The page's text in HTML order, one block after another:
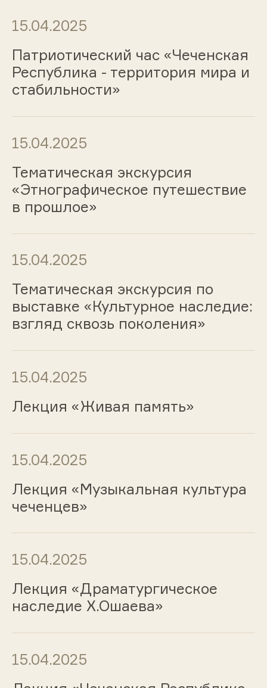
15.04.2025
Патриотический час «Чеченская
Республика - территория мира и
стабильности»
15.04.2025
Тематическая экскурсия
«Этнографическое путешествие
в прошлое»
15.04.2025
Тематическая экскурсия по
выставке «Культурное наследие:
взгляд сквозь поколения»
15.04.2025
Лекция «Живая память»
15.04.2025
Лекция «Музыкальная культура
чеченцев»
15.04.2025
Лекция «Драматургическое
наследие Х.Ошаева»
15.04.2025